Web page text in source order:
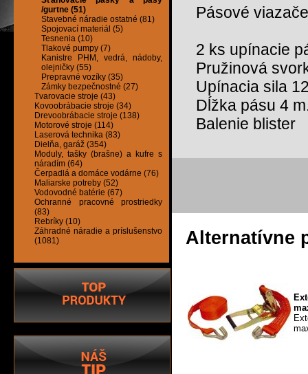
/gurtne (51)
Stavebné náradie ostatné (81)
Spojovací materiál (5)
Tesnenia (10)
Tlakové pumpy (7)
Kanistre PHM, vedrá, nádoby,
olejničky (55)
Prepravné vozíky (35)
Zámky bezpečnostné (27)
Tvarovacie stroje (43)
Kovoobrábacie stroje (34)
Drevoobrábacie stroje (138)
Motorové stroje (114)
Laserová technika (83)
Dielňa, garáž (354)
Moduly, tašky (brašne) a kufre s
náradím (64)
Čerpadlá a domáce vodárne (76)
Maliarske potreby (52)
Vodovodné batérie (67)
Ochranné pracovné prostriedky
(83)
Rebríky (10)
Záhradné náradie a príslušenstvo
(1081)
Pásové
2 ks upínacie
Pružinová
Upínacia sila
Dĺžka pásu 4
Balenie blister
Alternatívne